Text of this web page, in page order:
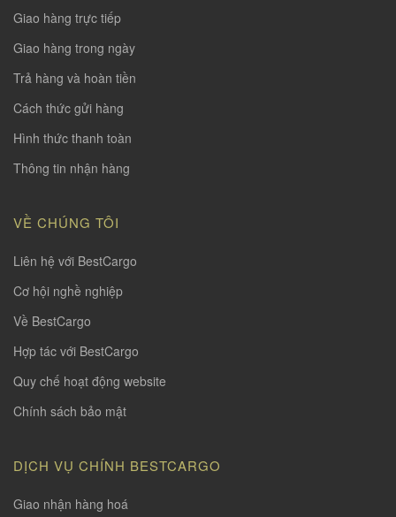
Giao hàng trực tiếp
Giao hàng trong ngày
Trả hàng và hoàn tiền
Cách thức gửi hàng
Hình thức thanh toàn
Thông tin nhận hàng
VỀ CHÚNG TÔI
Liên hệ với BestCargo
Cơ hội nghề nghiệp
Về BestCargo
Hợp tác với BestCargo
Quy chế hoạt động website
Chính sách bảo mật
DỊCH VỤ CHÍNH BESTCARGO
Giao nhận hàng hoá